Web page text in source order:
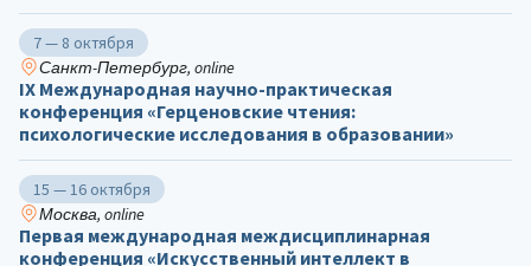
7 — 8 октября
Санкт-Петербург, online
IX Международная научно-практическая
конференция «Герценовские чтения:
психологические исследования в образовании»
15 — 16 октября
Москва, online
Первая международная междисциплинарная
конференция «Искусственный интеллект в